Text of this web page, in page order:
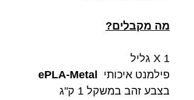
מה מקבלים?
1 X גליל
פילמנט איכותי ePLA-Metal
בצבע זהב במשקל 1 ק"ג